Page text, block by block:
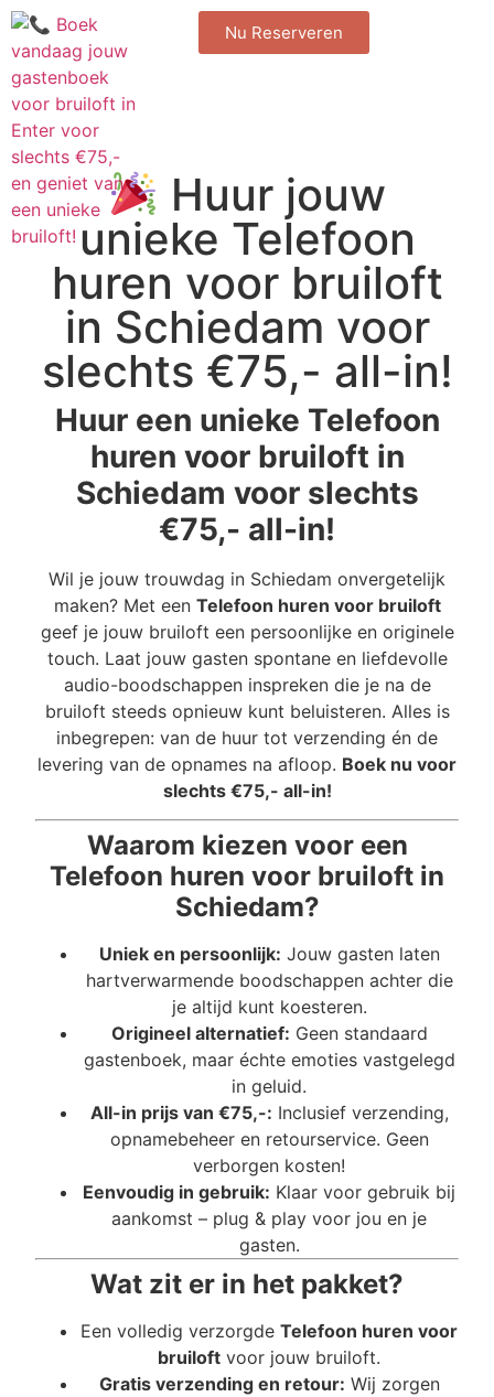
Nu Reserveren
Huur jouw
unieke Telefoon
huren voor bruiloft
in Schiedam voor
slechts €75,- all-in!
Huur een unieke Telefoon
huren voor bruiloft in
Schiedam voor slechts
€75,- all-in!
Wil je jouw trouwdag in Schiedam onvergetelijk
maken? Met een Telefoon huren voor bruiloft
geef je jouw bruiloft een persoonlijke en originele
touch. Laat jouw gasten spontane en liefdevolle
audio-boodschappen inspreken die je na de
bruiloft steeds opnieuw kunt beluisteren. Alles is
inbegrepen: van de huur tot verzending én de
levering van de opnames na afloop. Boek nu voor
slechts €75,- all-in!
Waarom kiezen voor een
Telefoon huren voor bruiloft in
Schiedam?
Uniek en persoonlijk: Jouw gasten laten
hartverwarmende boodschappen achter die
je altijd kunt koesteren.
Origineel alternatief: Geen standaard
gastenboek, maar échte emoties vastgelegd
in geluid.
All-in prijs van €75,-: Inclusief verzending,
opnamebeheer en retourservice. Geen
verborgen kosten!
Eenvoudig in gebruik: Klaar voor gebruik bij
aankomst – plug & play voor jou en je
gasten.
Wat zit er in het pakket?
Een volledig verzorgde Telefoon huren voor
bruiloft voor jouw bruiloft.
Gratis verzending en retour: Wij zorgen